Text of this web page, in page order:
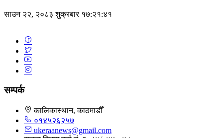
साउन २२, २०८३ शुक्रबार १७:२१:४१
सम्पर्क
कालिकास्थान, काठमाडौँ
०१४५२६२५७
ukeraanews@gmail.com